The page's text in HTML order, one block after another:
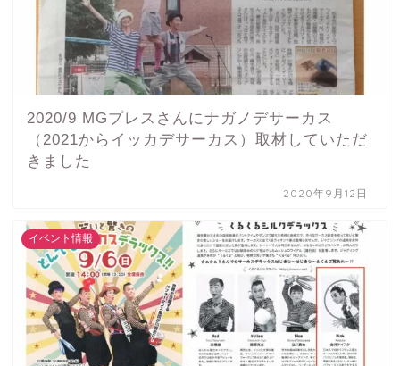
2020/9 MGプレスさんにナガノデサーカス
（2021からイッカデサーカス）取材していただ
きました
2020年9月12日
イベント情報